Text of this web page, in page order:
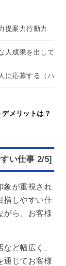
提案力行動力
人成果を出して
に応募する（ハロ
メリットは？
い仕事 2/5]
象が重視され
指しやすい仕
がら、お客様
ど幅広く、
通じてお客様